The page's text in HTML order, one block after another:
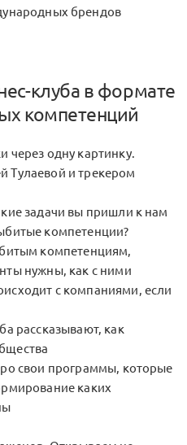
брендов
клуба в формате
компетенций
через одну картинку.
Тулаевой и трекером
задачи вы пришли к нам
компетенции?
компетенциям,
нужны, как с ними
с компаниями, если
рассказывают, как
свои программы, которые
каких